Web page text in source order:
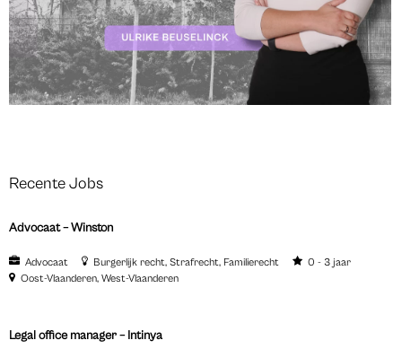
Recente Jobs
Advocaat – Winston
Advocaat Burgerlijk recht Strafrecht Familierecht
0 - 3 jaar
Oost-Vlaanderen West-Vlaanderen
Legal office manager – Intinya